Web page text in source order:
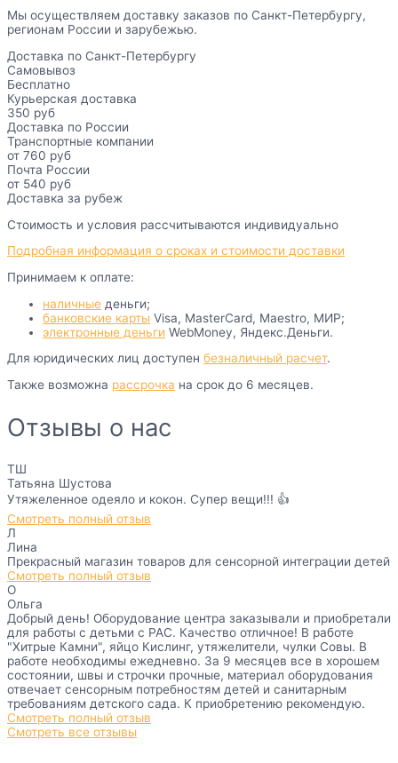
Мы осуществляем доставку заказов по Санкт-Петербургу,
регионам России и зарубежью.
Доставка по Санкт-Петербургу
Самовывоз
Бесплатно
Курьерская доставка
350 руб
Доставка по России
Транспортные компании
от 760 руб
Почта России
от 540 руб
Доставка за рубеж
Стоимость и условия рассчитываются индивидуально
Подробная информация о сроках и стоимости доставки
Принимаем к оплате:
наличные деньги;
банковские карты Visa, MasterCard, Maestro, МИР;
электронные деньги WebMoney, Яндекс.Деньги.
Для юридических лиц доступен безналичный расчет.
Также возможна рассрочка на срок до 6 месяцев.
Отзывы о нас
ТШ
Татьяна Шустова
Утяжеленное одеяло и кокон. Супер вещи!!! 👍
Смотреть полный отзыв
Л
Лина
Прекрасный магазин товаров для сенсорной интеграции детей
Смотреть полный отзыв
О
Ольга
Добрый день! Оборудование центра заказывали и приобретали
для работы с детьми с РАС. Качество отличное! В работе
"Хитрые Камни", яйцо Кислинг, утяжелители, чулки Совы. В
работе необходимы ежедневно. За 9 месяцев все в хорошем
состоянии, швы и строчки прочные, материал оборудования
отвечает сенсорным потребностям детей и санитарным
требованиям детского сада. К приобретению рекомендую.
Смотреть полный отзыв
Смотреть все отзывы